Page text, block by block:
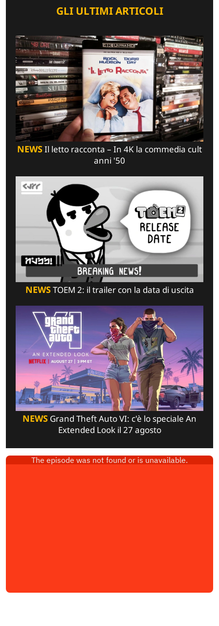
GLI ULTIMI ARTICOLI
NEWSIl letto racconta – In 4K la commedia cult
anni '50
NEWSTOEM 2: il trailer con la data di uscita
NEWS Grand Theft Auto VI: c'è lo speciale An
Extended Look il 27 agosto